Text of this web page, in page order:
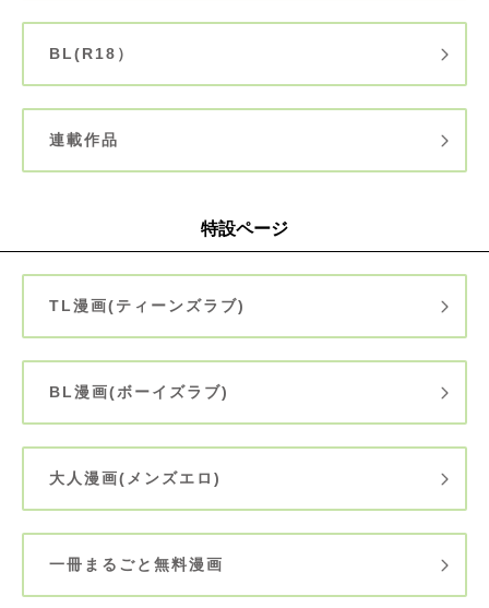
BL(R18）
連載作品
特設ページ
TL漫画(ティーンズラブ)
BL漫画(ボーイズラブ)
大人漫画(メンズエロ)
一冊まるごと無料漫画